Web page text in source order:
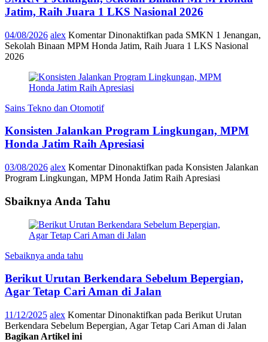
Jatim, Raih Juara 1 LKS Nasional 2026
04/08/2026 alex Komentar Dinonaktifkan pada SMKN 1 Jenangan,
Sekolah Binaan MPM Honda Jatim, Raih Juara 1 LKS Nasional
2026
Sains Tekno dan Otomotif
Konsisten Jalankan Program Lingkungan, MPM
Honda Jatim Raih Apresiasi
03/08/2026 alex Komentar Dinonaktifkan pada Konsisten Jalankan
Program Lingkungan, MPM Honda Jatim Raih Apresiasi
Sbaiknya Anda Tahu
Sebaiknya anda tahu
Berikut Urutan Berkendara Sebelum Bepergian,
Agar Tetap Cari Aman di Jalan
11/12/2025 alex Komentar Dinonaktifkan pada Berikut Urutan
Berkendara Sebelum Bepergian, Agar Tetap Cari Aman di Jalan
Bagikan Artikel ini